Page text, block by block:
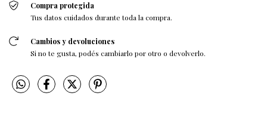
Compra protegida
Tus datos cuidados durante toda la compra.
Cambios y devoluciones
Si no te gusta, podés cambiarlo por otro o devolverlo.